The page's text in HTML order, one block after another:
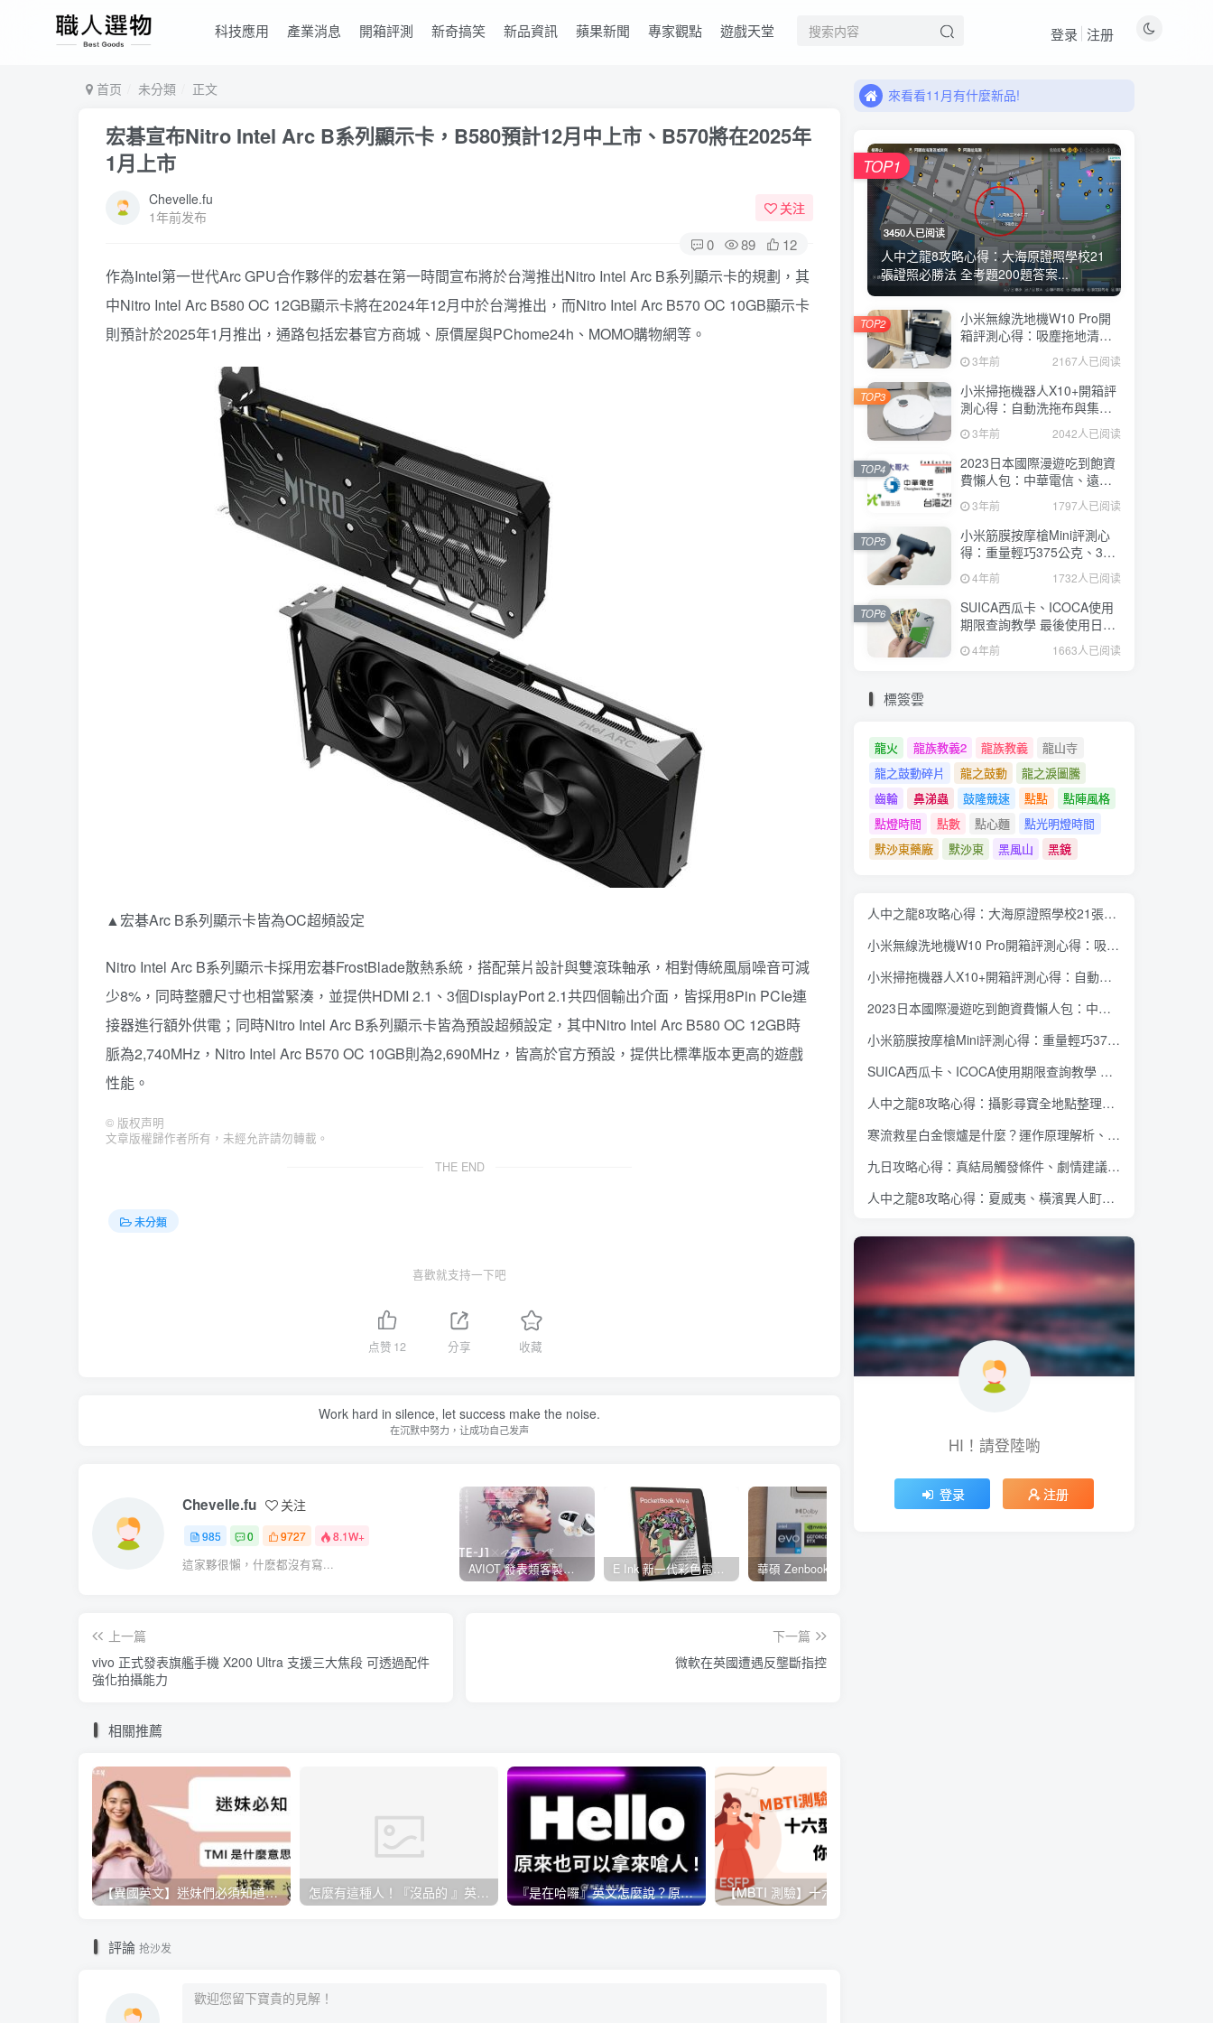
科技應用 產業消息 開箱評測 新奇搞笑 新品資訊 蘋果新聞 專家觀點 遊戲天堂 登录 注册
首页 未分類 正文
宏碁宣布Nitro Intel Arc B系列顯示卡，B580預計12月中上市、B570將在2025年
1月上市
Chevelle.fu
1年前发布
关注
0 89 12
作為Intel第一世代Arc GPU合作夥伴的宏碁在第一時間宣布將於台灣推出Nitro Intel Arc B系列顯示卡的規劃，其
中Nitro Intel Arc B580 OC 12GB顯示卡將在2024年12月中於台灣推出，而Nitro Intel Arc B570 OC 10GB顯示卡
則預計於2025年1月推出，通路包括宏碁官方商城、原價屋與PChome24h、MOMO購物網等。
▲宏碁Arc B系列顯示卡皆為OC超頻設定
Nitro Intel Arc B系列顯示卡採用宏碁FrostBlade散熱系統，搭配葉片設計與雙滾珠軸承，相對傳統風扇噪音可減
少8%，同時整體尺寸也相當緊湊，並提供HDMI 2.1、3個DisplayPort 2.1共四個輸出介面，皆採用8Pin PCIe連
接器進行額外供電；同時Nitro Intel Arc B系列顯示卡皆為預設超頻設定，其中Nitro Intel Arc B580 OC 12GB時
脈為2,740MHz，Nitro Intel Arc B570 OC 10GB則為2,690MHz，皆高於官方預設，提供比標準版本更高的遊戲
性能。
© 版权声明
文章版權歸作者所有，未經允許請勿轉載。
THE END
未分類
喜歡就支持一下吧
点赞 12 分享 收藏
Work hard in silence, let success make the noise.
在沉默中努力，让成功自己发声
Chevelle.fu 关注
985 0 9727 8.1W+
這家夥很懶，什麽都沒有寫... AVIOT 發表類客製耳機型真無線耳機 TE-J1 ，具 Hi-Res 認證、與 BiSH 成員 AiNA THE END 合作開發
上一篇
vivo 正式發表旗艦手機 X200 Ultra 支援三大焦段 可透過配件
強化拍攝能力
下一篇
微軟在英國遭遇反壟斷指控
相關推薦
【異國英文】迷妹們必須知道的小知識，「TMI」是什麼意思呢？ 怎麼有這種人！『沒品的 』英文該怎麼說呢 ? 『是在哈囉』英文怎麼說？原來『Hello』還可以拿來嗆人！
評論 抢沙发
來看看11月有什麼新品!
來看看11月有什麼新品!
3450人已阅读
人中之龍8攻略心得：大海原證照學校21
張證照必勝法 全考題200題答案...
TOP1
小米無線洗地機W10 Pro開
箱評測心得：吸塵拖地清洗3
合1、90度可調式機身、續航
力35分鐘、售價15995元
3年前 2167人已阅读
TOP2
小米掃拖機器人X10+開箱評
測心得：自動洗拖布與集
塵、旋轉式拖布更乾淨、連
續使用2小時、售價26995元
3年前 2042人已阅读
TOP3
2023日本國際漫遊吃到飽資
費懶人包：中華電信、遠傳
電信、台灣大哥大、台灣之
星、亞太電信
3年前 1797人已阅读
TOP4
小米筋膜按摩槍Mini評測心
得：重量輕巧375公克、3種
替換頭和3種模式、售價
2295元
4年前 1732人已阅读
TOP5
SUICA西瓜卡、ICOCA使用
期限查詢教學 最後使用日10
年內都有效 Android、iOS都
適用4年前 1663人已阅读
TOP6
標簽雲
龍火 龍族教義2 龍族教義
龍山寺
龍之鼓動碎片
龍之鼓動
龍之淚圖騰
齒輪
鼻涕蟲 鼓隆競速 點點
點陣風格
點燈時間
點數 點心麵
點光明燈時間
默沙東藥廠
默沙東 黑風山 黑鏡
人中之龍8攻略心得：大海原證照學校21張證照必勝法 全考題200題答案整理
小米無線洗地機W10 Pro開箱評測心得：吸塵拖地清洗3合1、90度可調式機身、續航力35分鐘、售價15995元
小米掃拖機器人X10+開箱評測心得：自動洗拖布與集塵、旋轉式拖布更乾淨、連續使用2小時、售價26995元
2023日本國際漫遊吃到飽資費懶人包：中華電信、遠傳電信、台灣大哥大、台灣之星、亞太電信
小米筋膜按摩槍Mini評測心得：重量輕巧375公克、3種替換頭和3種模式、售價2295元
SUICA西瓜卡、ICOCA使用期限查詢教學 最後使用日10年內都有效 Android、iOS都適用
人中之龍8攻略心得：攝影尋寶全地點整理、70個夏威夷與40個橫濱拍攝位置圖解
寒流救星白金懷爐是什麼？運作原理解析、相比電暖蛋有哪些優缺點？懷爐挑選方法介紹
九日攻略心得：真結局觸發條件、劇情建議攻略順序、全流程過關整理
人中之龍8攻略心得：夏威夷、橫濱異人町、神室町 全部14位神秘捏捏NPC地圖位置整理
HI！請登陸喲
登录 注册